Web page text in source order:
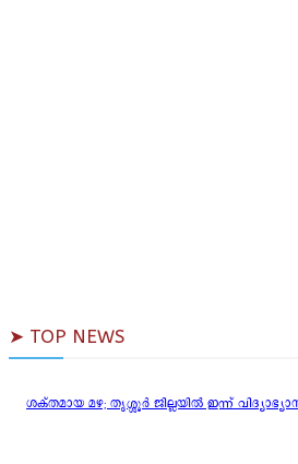
➤ TOP NEWS
ശക്തമായ മഴ; തൃശ്ശൂർ ജില്ലയിൽ ഇന്ന്